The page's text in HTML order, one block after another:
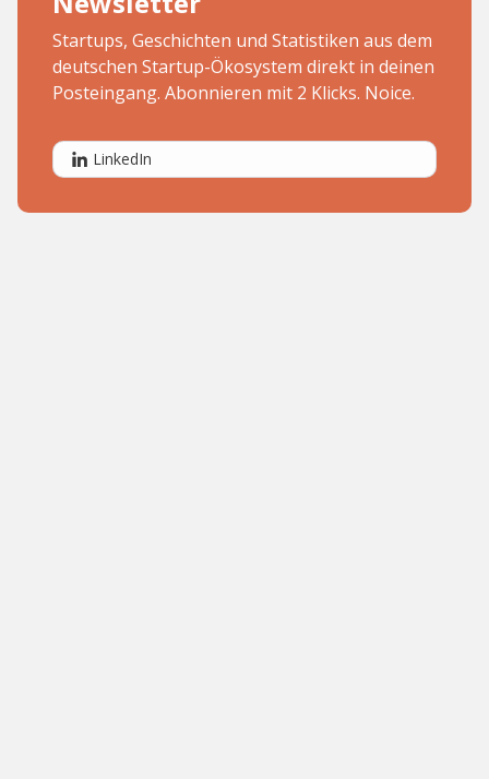
Startups, Geschichten und Statistiken aus dem
deutschen Startup-Ökosystem direkt in deinen
Posteingang. Abonnieren mit 2 Klicks. Noice.
LinkedIn